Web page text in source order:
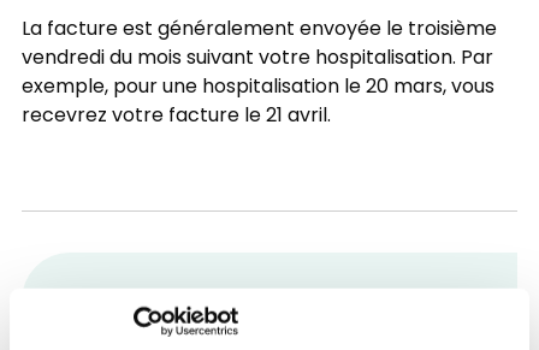
La facture est généralement envoyée le troisième
vendredi du mois suivant votre hospitalisation. Par
exemple, pour une hospitalisation le 20 mars, vous
recevrez votre facture le 21 avril.